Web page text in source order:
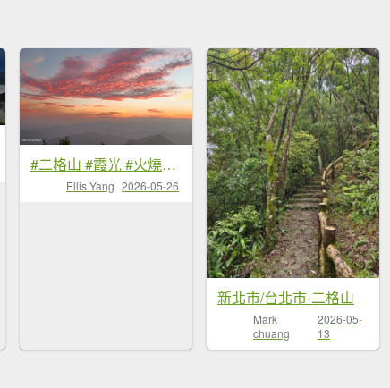
#二格山 #霞光 #火燒雲 #日出 #雲海 #漁人碼頭 #夕陽 5/26
Ellis Yang 2026-05-26
新北市/台北市-二格山
Mark
chuang
2026-05-
13